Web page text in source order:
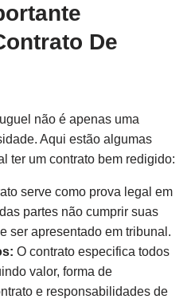
De
não é apenas uma
Aqui estão algumas
ter um contrato bem redigido:
serve como prova legal em
partes não cumprir suas
ser apresentado em tribunal.
O contrato especifica todos
valor, forma de
e responsabilidades de